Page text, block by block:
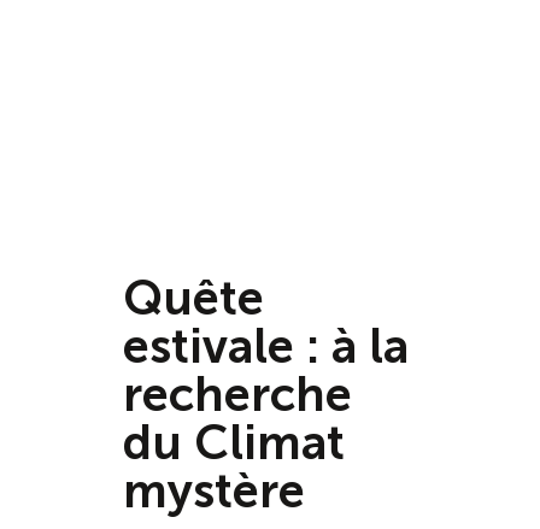
Quête
estivale : à la
recherche
du Climat
mystère